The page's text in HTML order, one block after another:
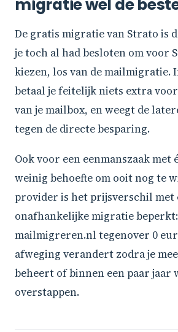
migratie wel de
De gratis migratie van Strato is
je toch al had besloten om voor
kiezen, los van de mailmigratie.
betaal je feitelijk niets extra
van je mailbox, en weegt de
tegen de directe besparing.
Ook voor een eenmanszaak met
weinig behoefte om ooit nog te
provider is het prijsverschil met
onafhankelijke migratie
mailmigreren.nl tegenover 0
afweging verandert zodra je
beheert of binnen een paar jaar
overstappen.